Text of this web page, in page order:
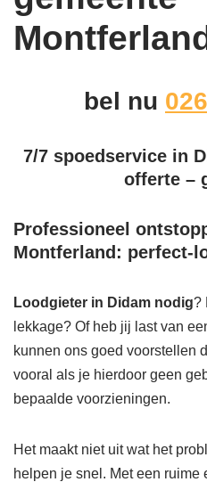
bel nu
7/7 spoedservice in
offerte –
Professioneel
Montferland: perfect-
Loodgieter in Didam nodig?
lekkage? Of heb jij last van
kunnen ons goed voorstellen
vooral als je hierdoor geen
bepaalde voorzieningen.
Het maakt niet uit wat het
helpen je snel. Met een ruime